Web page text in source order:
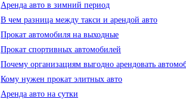
Аренда авто в зимний период
В чем разница между такси и арендой авто
Прокат автомобиля на выходные
Прокат спортивных автомобилей
Почему организациям выгодно арендовать
Кому нужен прокат элитных авто
Аренда авто на сутки